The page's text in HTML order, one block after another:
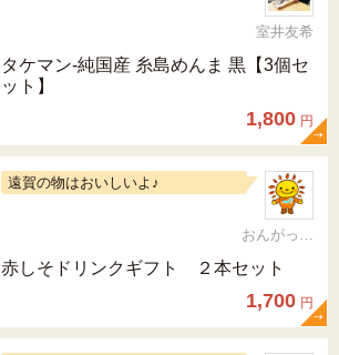
室井友希
タケマン-純国産 糸島めんま 黒【3個セ
ット】
1,800 円
遠賀の物はおいしいよ♪
おんがっぴー
赤しそドリンクギフト ２本セット
1,700 円